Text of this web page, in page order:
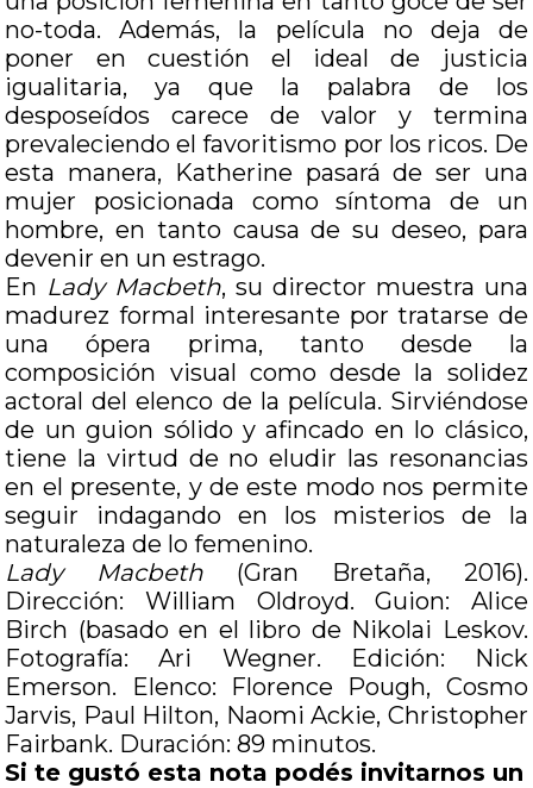
no-toda. Además, la película no deja de
poner en cuestión el ideal de justicia
igualitaria, ya que la palabra de los
desposeídos carece de valor y termina
prevaleciendo el favoritismo por los ricos. De
esta manera, Katherine pasará de ser una
mujer posicionada como síntoma de un
hombre, en tanto causa de su deseo, para
devenir en un estrago.
En Lady Macbeth, su director muestra una
madurez formal interesante por tratarse de
una ópera prima, tanto desde la
composición visual como desde la solidez
actoral del elenco de la película. Sirviéndose
de un guion sólido y afincado en lo clásico,
tiene la virtud de no eludir las resonancias
en el presente, y de este modo nos permite
seguir indagando en los misterios de la
naturaleza de lo femenino.
Lady Macbeth (Gran Bretaña, 2016).
Dirección: William Oldroyd. Guion: Alice
Birch (basado en el libro de Nikolai Leskov.
Fotografía: Ari Wegner. Edición: Nick
Emerson. Elenco: Florence Pough, Cosmo
Jarvis, Paul Hilton, Naomi Ackie, Christopher
Fairbank. Duración: 89 minutos.
Si te gustó esta nota podés invitarnos un